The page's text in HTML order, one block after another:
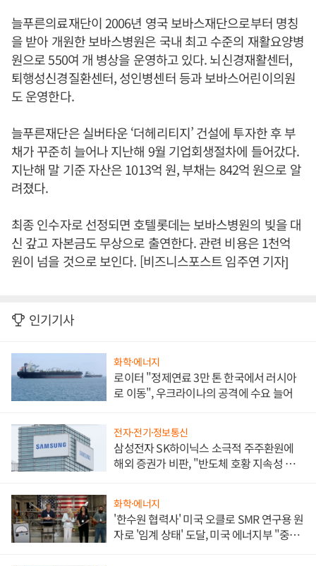
늘푸른의료재단이 2006년 영국 보바스재단으로부터 명칭
을 받아 개원한 보바스병원은 국내 최고 수준의 재활요양병
원으로 550여 개 병상을 운영하고 있다. 뇌신경재활센터,
퇴행성신경질환센터, 성인병센터 등과 보바스어린이의원
도 운영한다.
늘푸른재단은 실버타운 ‘더헤리티지’ 건설에 투자한 후 부
채가 꾸준히 늘어나 지난해 9월 기업회생절차에 들어갔다.
지난해 말 기준 자산은 1013억 원, 부채는 842억 원으로 알
려졌다.
최종 인수자로 선정되면 호텔롯데는 보바스병원의 빚을 대
신 갚고 자본금도 무상으로 출연한다. 관련 비용은 1천억
원이 넘을 것으로 보인다. [비즈니스포스트 임주연 기자]
인기기사
화학·에너지
로이터 "정제연료 3만 톤 한국에서 러시아
로 이동", 우크라이나의 공격에 수요 늘어
전자·전기·정보통신
삼성전자 SK하이닉스 소극적 주주환원에
해외 증권가 비판, "반도체 호황 지속성 의
화학·에너지
'한수원 협력사' 미국 오클로 SMR 연구용 원
자로 '임계 상태' 도달, 미국 에너지부 "중요